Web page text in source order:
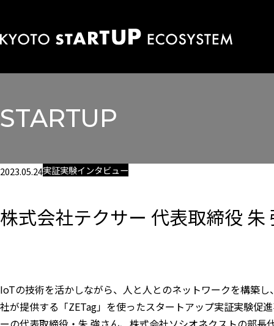
STARTUP
2023.05.24実証実験インタビュー
株式会社テクサー 代表取締役 朱
IoTの技術を活かしながら、人と人とのネットワークを構築
社が提供する「ZETag」を使ったスタートアップ実証実験促